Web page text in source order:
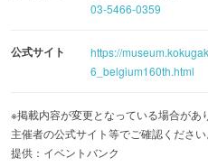
03-5466-0359
公式サイト
https://
6_belgium160th.html
※掲載内容が変更となっている場合があ
主催者の公式サイト等でご確認ください
提供：イベントバンク